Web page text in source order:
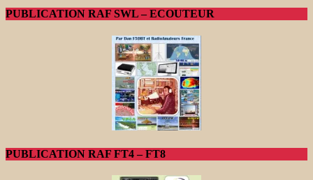
PUBLICATION RAF SWL – ECOUTEUR
PUBLICATION RAF FT4 – FT8